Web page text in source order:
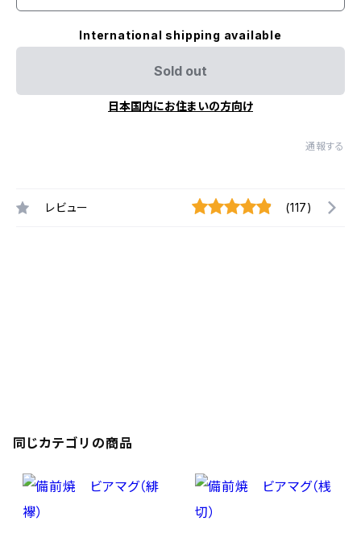
International shipping available
Sold out
日本国内にお住まいの方向け
通報する
レビュー (117)
同じカテゴリの商品